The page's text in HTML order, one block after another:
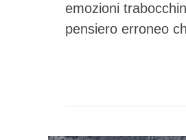
emozioni
pensiero erroneo